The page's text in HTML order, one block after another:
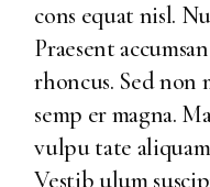
cons equat nisl.
Praesent
rhoncus. Sed non
semp er magna.
vulpu tate
Vestib ulum